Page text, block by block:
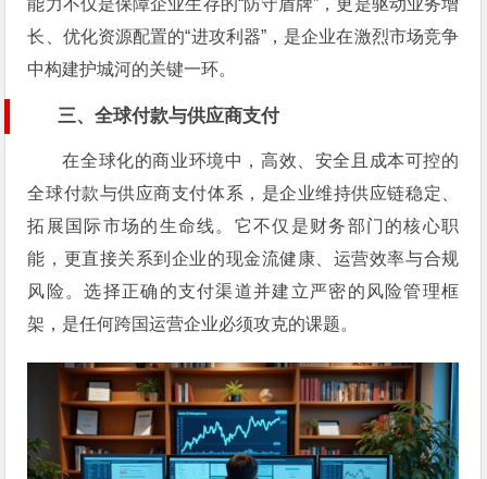
能力不仅是保障企业生存的“防守盾牌”，更是驱动业务增
长、优化资源配置的“进攻利器”，是企业在激烈市场竞争
中构建护城河的关键一环。
三、全球付款与供应商支付
在全球化的商业环境中，高效、安全且成本可控的
全球付款与供应商支付体系，是企业维持供应链稳定、
拓展国际市场的生命线。它不仅是财务部门的核心职
能，更直接关系到企业的现金流健康、运营效率与合规
风险。选择正确的支付渠道并建立严密的风险管理框
架，是任何跨国运营企业必须攻克的课题。